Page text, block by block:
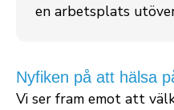
en arbetsplats
Nyfiken på att hälsa
Vi ser fram emot att